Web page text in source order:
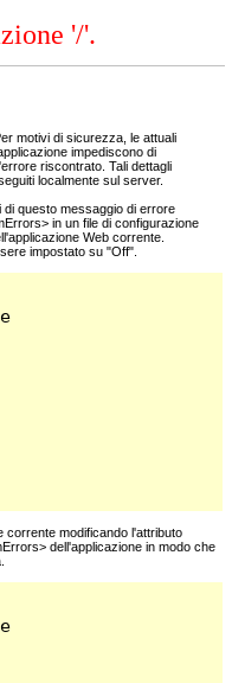
'/'.
motivi di sicurezza, le attuali
impediscono di
riscontrato. Tali dettagli
localmente sul server.
di questo messaggio di errore
in un file di configurazione
Web corrente.
impostato su "Off".
corrente modificando l'attributo
dell'applicazione in modo che